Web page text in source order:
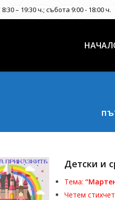
– 19:30 ч.; събота 9:00 - 18:00 ч.
Детски и
Тема:
Четем